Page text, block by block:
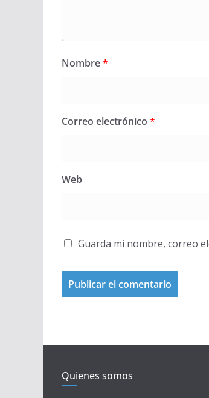
Nombre*
Correo electrónico *
Web
Guarda mi nombre, correo
Quienes somos